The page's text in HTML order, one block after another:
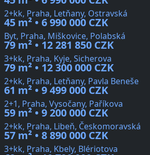
2+kk, Praha, Letňany, Ostravská
45 m² • 6 990 000 CZK
Byt, Praha, Miškovice, Polabská
79 m² • 12 281 850 CZK
3+kk, Praha, Kyje, Sicherova
79 m² • 12 300 000 CZK
2+kk, Praha, Letňany, Pavla Beneše
61 m² • 9 499 000 CZK
2+1, Praha, Vysočany, Paříkova
59 m² • 9 200 000 CZK
2+kk, Praha, Libeň, Českomoravská
57 m² • 8 890 000 CZK
3+kk, Praha, Kbely, Blériotova